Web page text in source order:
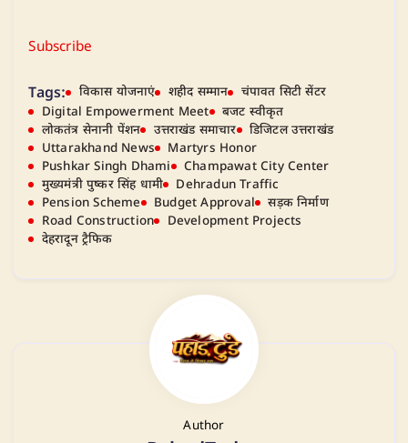
Subscribe
Tags: विकास योजनाएं शहीद सम्मान
चंपावत सिटी सेंटर
Digital Empowerment Meet
बजट स्वीकृत
लोकतंत्र सेनानी पेंशन
उत्तराखंड समाचार
डिजिटल उत्तराखंड
Uttarakhand News
Martyrs Honor
Pushkar Singh Dhami
Champawat City Center
मुख्यमंत्री पुष्कर सिंह धामी
Dehradun Traffic
Pension Scheme
Budget Approval
सड़क निर्माण
Road Construction
Development Projects
देहरादून ट्रैफिक
Author